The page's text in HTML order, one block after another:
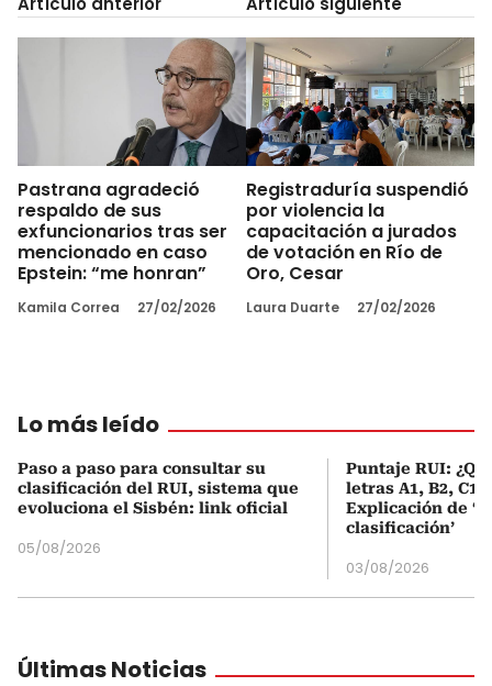
Pastrana agradeció
respaldo de sus
exfuncionarios tras ser
mencionado en caso
Epstein: “me honran”
Kamila Correa 27/02/2026
Registraduría suspendió
por violencia la
capacitación a jurados
de votación en Río de
Oro, Cesar
Laura Duarte 27/02/2026
Lo más leído
Paso a paso para consultar su
clasificación del RUI, sistema que
evoluciona el Sisbén: link oficial
05/08/2026
Puntaje RUI:
letras A1, B2, C1
Explicación de
clasificación’
03/08/2026
Últimas Noticias